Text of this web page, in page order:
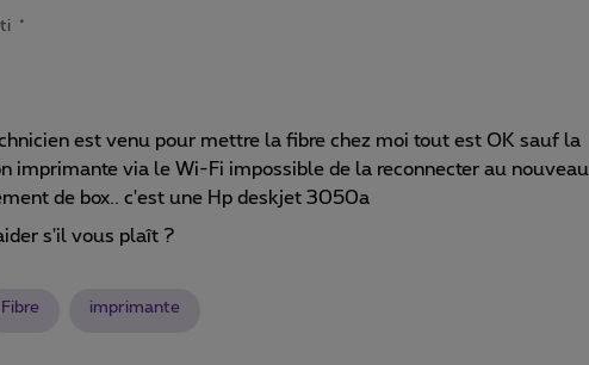
est venu pour mettre la fibre chez moi tout est OK sauf la
imprimante via le Wi-Fi impossible de la reconnecter au nouveau
de box.. c'est une Hp deskjet 3050a
s'il vous plaît ?
Fibre imprimante